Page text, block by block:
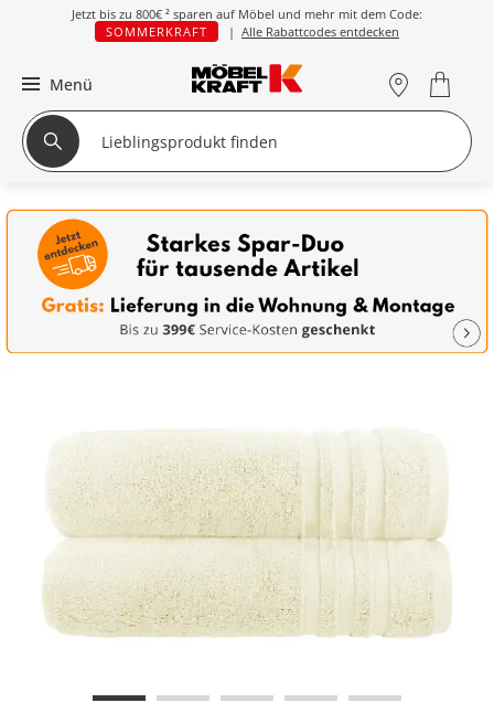
Jetzt bis zu 800€ ² sparen auf Möbel und mehr mit dem Code:
SOMMERKRAFT
| Alle Rabattcodes entdecken
Menü